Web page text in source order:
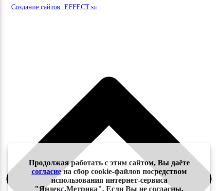
Создание сайтов: EFFECT.su
Продолжая работать с этим сайтом, Вы даёте
согласиена сбор cookie-файлов посредством
использования интернет-сервиса
"Яндекс.Метрика". Если Вы не согласны,